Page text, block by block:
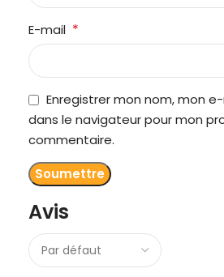
Avis
E-mail *
Enregistrer mon nom, mon
dans le navigateur pour mon
commentaire.